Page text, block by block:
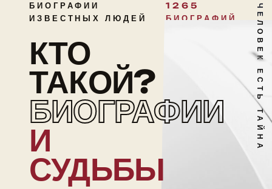
БИОГРАФИИ
ИЗВЕСТНЫХ ЛЮДЕЙ
1265
БИОГРАФИЙ
КТО
ТАКОЙ?
БИОГРАФИИ
И
СУДЬБЫ
ЧЕЛОВЕК ЕСТЬ ТАЙНА